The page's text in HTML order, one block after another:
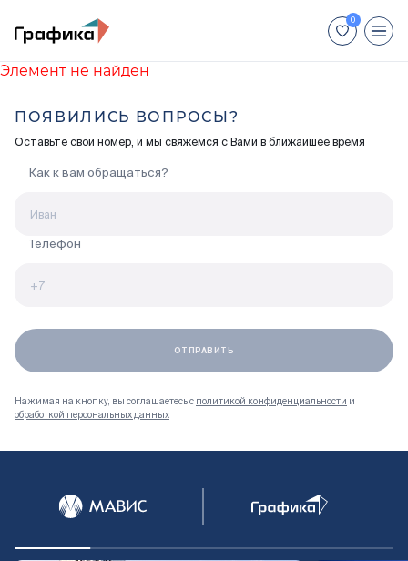
+7 (800) 551-04-70
Способы покупки
Отделка
Акции
Документация
ВЫБРАТЬ КВАРТИРУ
Элемент не найден
ПОЯВИЛИСЬ ВОПРОСЫ?
Оставьте свой номер, и мы свяжемся с Вами в ближайшее время
Как к вам обращаться?
Телефон
Нажимая на кнопку, вы соглашаетесь с политикой конфиденциальности и
обработкой персональных данных